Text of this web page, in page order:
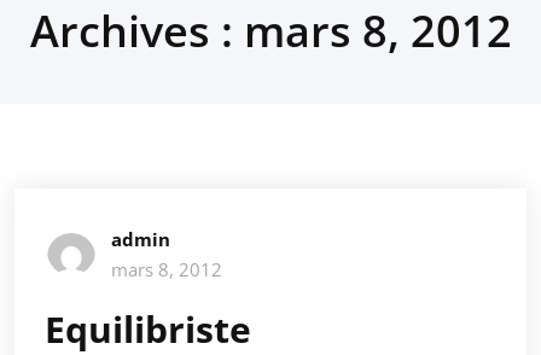
Archives : mars 8, 2012
admin
mars 8, 2012
Equilibriste